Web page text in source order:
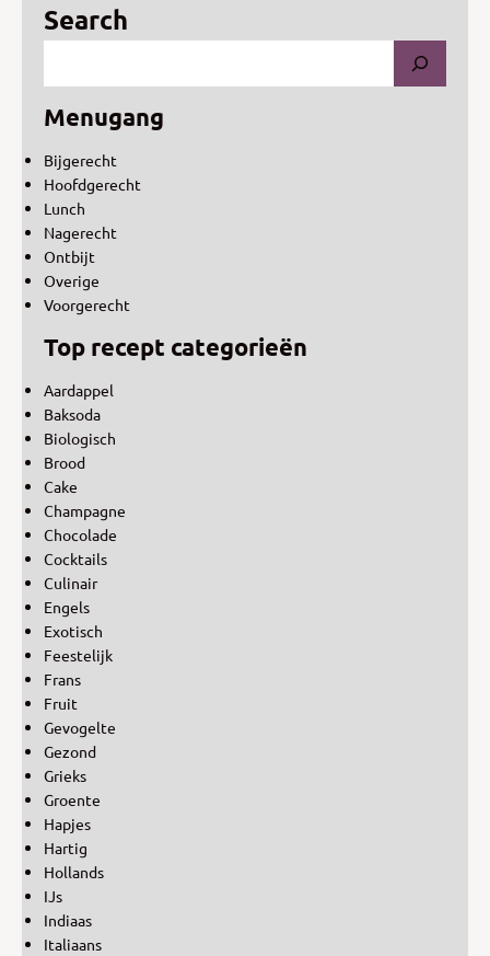
Search
Menugang
Bijgerecht
Hoofdgerecht
Lunch
Nagerecht
Ontbijt
Overige
Voorgerecht
Top recept categorieën
Aardappel
Baksoda
Biologisch
Brood
Cake
Champagne
Chocolade
Cocktails
Culinair
Engels
Exotisch
Feestelijk
Frans
Fruit
Gevogelte
Gezond
Grieks
Groente
Hapjes
Hartig
Hollands
IJs
Indiaas
Italiaans